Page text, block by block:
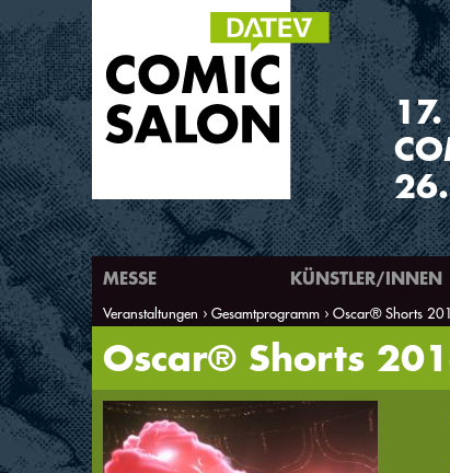
17.
26.
MESSE KÜNSTLER/INNEN
Sie sind hier
Veranstaltungen Gesamtprogramm Oscar® Shorts
Oscar® Shorts